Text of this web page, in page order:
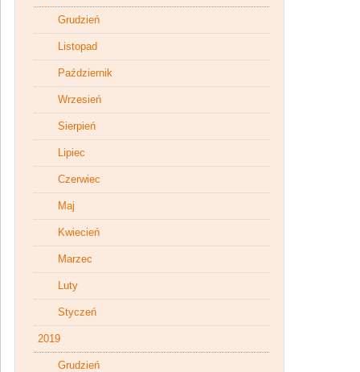
Grudzień
Listopad
Październik
Wrzesień
Sierpień
Lipiec
Czerwiec
Maj
Kwiecień
Marzec
Luty
Styczeń
2019
Grudzień